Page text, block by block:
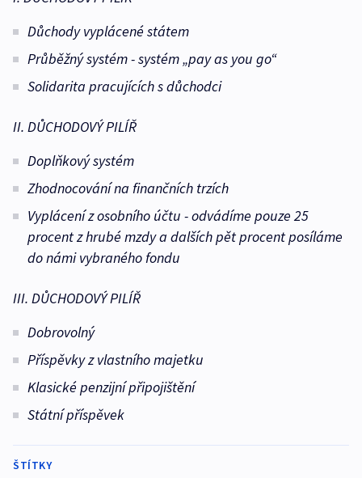
Důchody vyplácené státem
Průběžný systém - systém „pay as you go“
Solidarita pracujících s důchodci
II. DŮCHODOVÝ PILÍŘ
Doplňkový systém
Zhodnocování na finančních trzích
Vyplácení z osobního účtu - odvádíme pouze 25
procent z hrubé mzdy a dalších pět procent posíláme
do námi vybraného fondu
III. DŮCHODOVÝ PILÍŘ
Dobrovolný
Příspěvky z vlastního majetku
Klasické penzijní připojištění
Státní příspěvek
ŠTÍTKY